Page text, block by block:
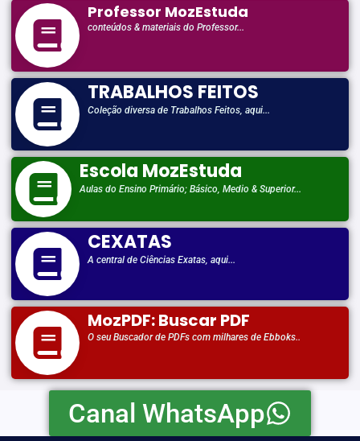
Professor MozEstuda
conteúdos & materiais do Professor...
TRABALHOS FEITOS
Coleção diversa de Trabalhos Feitos, aqui...
Escola MozEstuda
Aulas do Ensino Primário; Básico, Medio & Superior...
CEXATAS
A central de Ciências Exatas, aqui...
MozPDF: Buscar PDF
O seu Buscador de PDFs com milhares de Ebboks..
Canal WhatsApp